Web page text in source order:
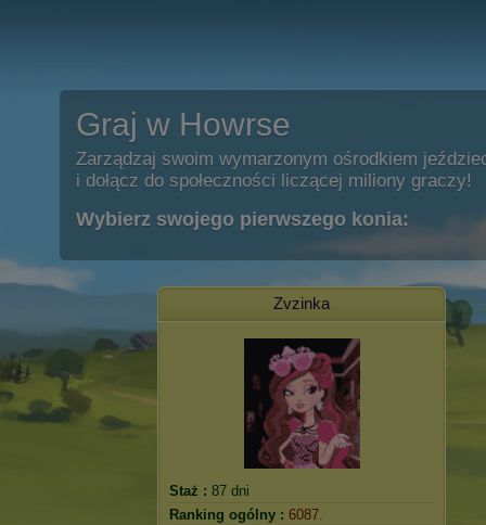
Graj w Howrse
Zarządzaj swoim wymarzonym ośrodkiem
i dołącz do społeczności liczącej miliony graczy!
Wybierz swojego pierwszego konia:
Zvzinka
Staż : 87 dni
Ranking ogólny : 6087.